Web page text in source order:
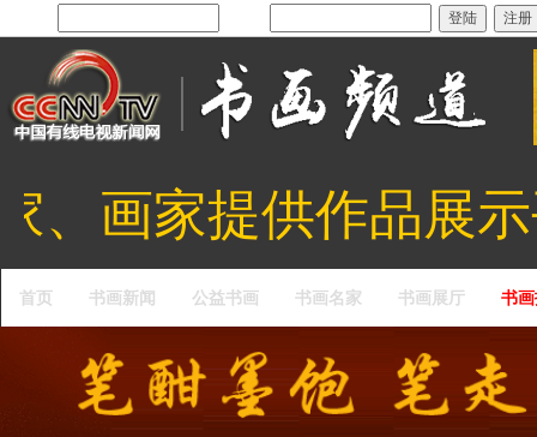
画家提供作品展示
首页 书画新闻 公益书画 书画名家 书画展厅 书